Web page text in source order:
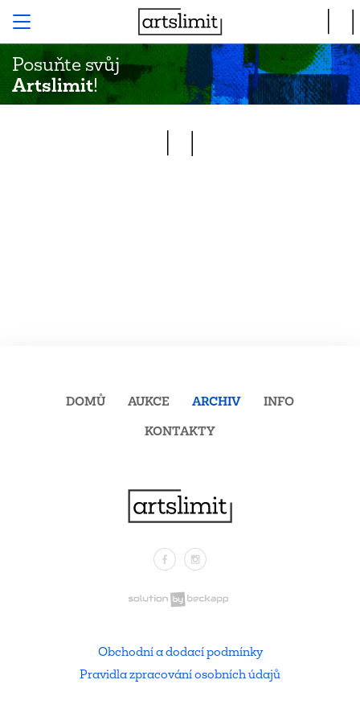
Posuňte svůj
Artslimit!
FacebookInstagram
DOMŮ AUKCE ARCHIV
INFO
KONTAKTY
Obchodní a dodací podmínky
Pravidla zpracování osobních údajů